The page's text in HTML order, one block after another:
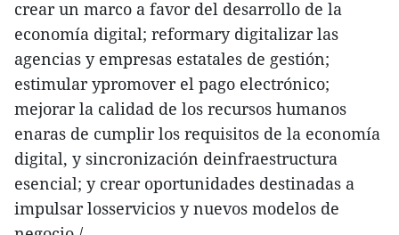
crear un marco a favor del desarrollo de la
economía digital; reformary digitalizar las
agencias y empresas estatales de gestión;
estimular ypromover el pago electrónico;
mejorar la calidad de los recursos humanos
enaras de cumplir los requisitos de la economía
digital, y sincronización deinfraestructura
esencial; y crear oportunidades destinadas a
impulsar losservicios y nuevos modelos de